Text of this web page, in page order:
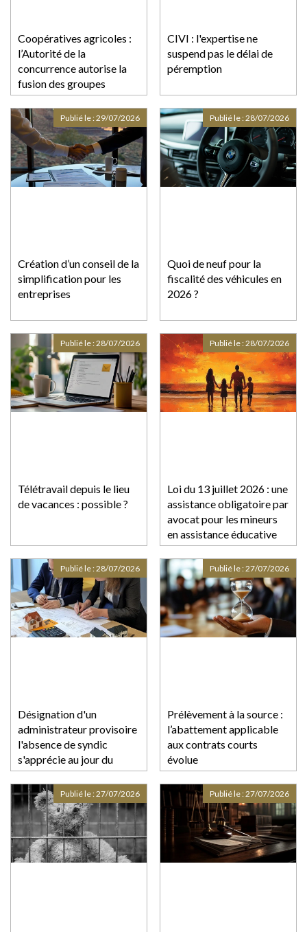
Coopératives agricoles :
l’Autorité de la
concurrence autorise la
fusion des groupes
coopératifs Euralis et
Maïsadour, sous réserve
d’engagements
CIVI : l'expertise ne
suspend pas le délai de
péremption
Création d’un conseil de la
simplification pour les
entreprises
Publié le :29/07/2026
Quoi de neuf pour la
fiscalité des véhicules en
2026 ?
Publié le :28/07/2026
Télétravail depuis le lieu
de vacances : possible ?
Publié le :28/07/2026
Loi du 13 juillet 2026 : une
assistance obligatoire par
avocat pour les mineurs
en assistance éducative
Publié le :28/07/2026
Désignation d'un
administrateur provisoire
l'absence de syndic
s'apprécie au jour du
jugement
Publié le :28/07/2026
Prélèvement à la source :
l’abattement applicable
aux contrats courts
évolue
Publié le :27/07/2026
Publié le :27/07/2026 Publié le :27/07/2026